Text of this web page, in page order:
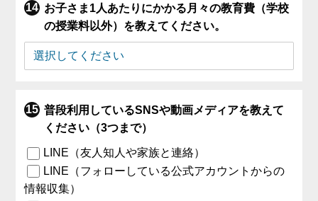
お子さま1人あたりにかかる月々の教育費（学校
の授業料以外）を教えてください。
普段利用しているSNSや動画メディアを教えて
ください（3つまで）
LINE（友人知人や家族と連絡）
LINE（フォローしている公式アカウントからの
情報収集）